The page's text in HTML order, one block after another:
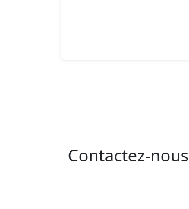
Contactez-nous